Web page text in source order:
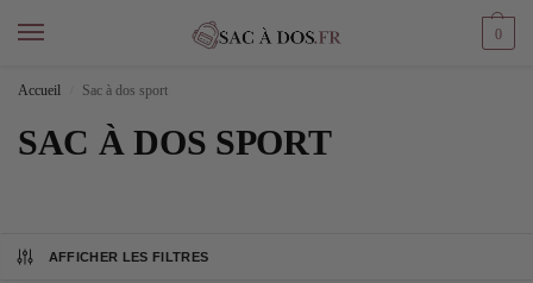
0
Accueil Sac à dos sport
SAC À DOS SPORT
AFFICHER LES FILTRES